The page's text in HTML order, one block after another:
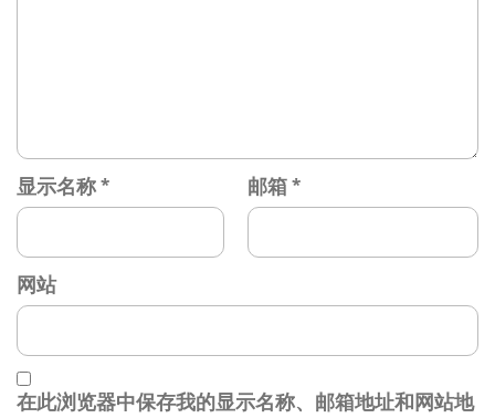
显示名称* 邮箱*
网站
在此浏览器中保存我的显示名称、邮箱地址和网站地